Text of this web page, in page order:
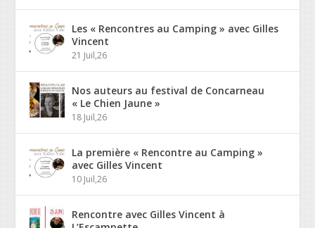
Les « Rencontres au Camping » avec Gilles
Vincent
21 Juil,26
Nos auteurs au festival de Concarneau
« Le Chien Jaune »
18 Juil,26
La première « Rencontre au Camping »
avec Gilles Vincent
10 Juil,26
Rencontre avec Gilles Vincent à